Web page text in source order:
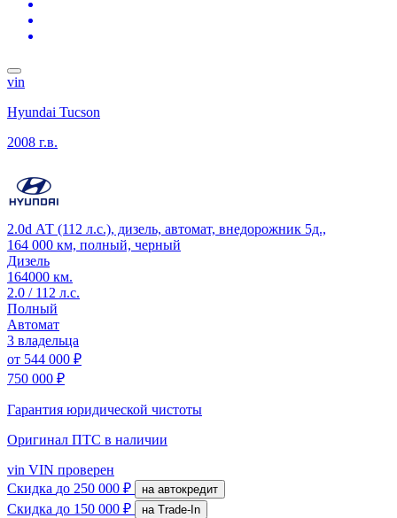
vin
Hyundai Tucson
2008 г.в.
2.0d АТ (112 л.с.), дизель, автомат, внедорожник 5д.,
164 000 км, полный, черный
Дизель
164000 км.
2.0 / 112 л.с.
Полный
Автомат
3 владельца
от 544 000 ₽
750 000 ₽
Гарантия юридической чистоты
Оригинал ПТС в наличии
vin VIN проверен
Скидка до 250 000 ₽ на автокредит
Скидка до 150 000 ₽
на Trade-In